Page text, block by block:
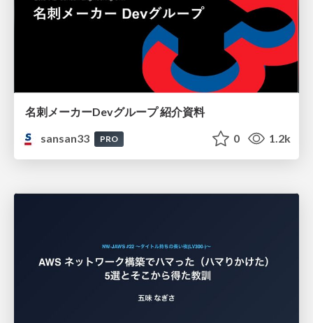
名刺メーカーDevグループ 紹介資料
sansan33
PRO 0 1.2k